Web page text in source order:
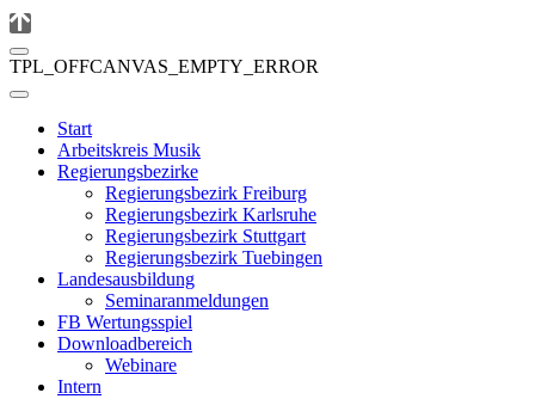
TPL_OFFCANVAS_EMPTY_ERROR
Start
Arbeitskreis Musik
Regierungsbezirke
Regierungsbezirk Freiburg
Regierungsbezirk Karlsruhe
Regierungsbezirk Stuttgart
Regierungsbezirk Tuebingen
Landesausbildung
Seminaranmeldungen
FB Wertungsspiel
Downloadbereich
Webinare
Intern